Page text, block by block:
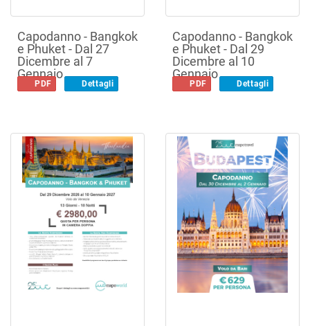
Capodanno - Bangkok
e Phuket - Dal 27
Dicembre al 7
Gennaio
PDF Dettagli
Capodanno - Bangkok
e Phuket - Dal 29
Dicembre al 10
Gennaio
PDF Dettagli